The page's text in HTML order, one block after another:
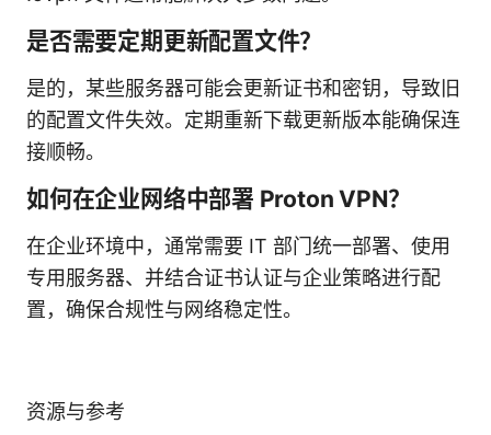
是否需要定期更新配置文件？
是的，某些服务器可能会更新证书和密钥，导致旧
的配置文件失效。定期重新下载更新版本能确保连
接顺畅。
如何在企业网络中部署 Proton VPN？
在企业环境中，通常需要 IT 部门统一部署、使用
专用服务器、并结合证书认证与企业策略进行配
置，确保合规性与网络稳定性。
资源与参考